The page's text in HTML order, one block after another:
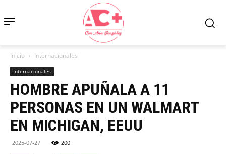
Inicio Internacionales
Internacionales
HOMBRE APUÑALA A 11
PERSONAS EN UN WALMART
EN MICHIGAN, EEUU
2025-07-27 200